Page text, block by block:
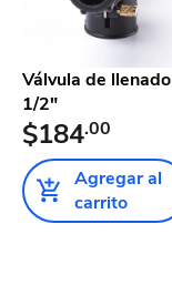
Válvula de llenado
1/2"
$184.00
Agregar al
carrito